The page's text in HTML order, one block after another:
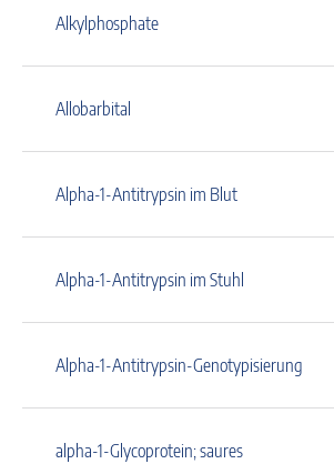
Alkylphosphate
Allobarbital
Alpha-1-Antitrypsin im Blut
Alpha-1-Antitrypsin im Stuhl
Alpha-1-Antitrypsin-Genotypisierung
alpha-1-Glycoprotein; saures